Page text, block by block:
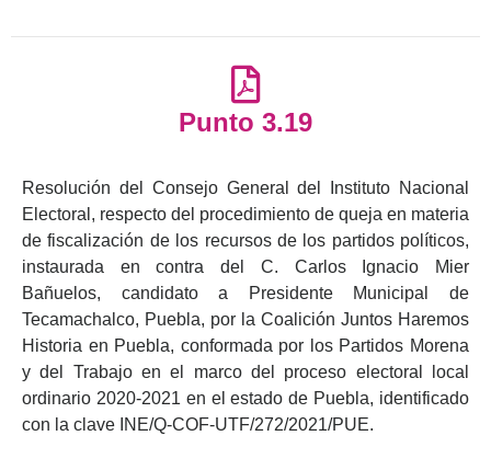
Punto 3.19
Resolución del Consejo General del Instituto Nacional
Electoral, respecto del procedimiento de queja en materia
de fiscalización de los recursos de los partidos políticos,
instaurada en contra del C. Carlos Ignacio Mier
Bañuelos, candidato a Presidente Municipal de
Tecamachalco, Puebla, por la Coalición Juntos Haremos
Historia en Puebla, conformada por los Partidos Morena
y del Trabajo en el marco del proceso electoral local
ordinario 2020-2021 en el estado de Puebla, identificado
con la clave INE/Q-COF-UTF/272/2021/PUE.